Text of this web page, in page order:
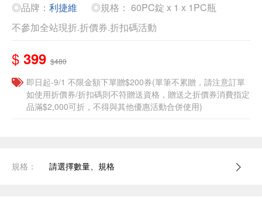
◎品牌： 利捷維
◎規格： 60PC錠 x 1 x 1PC瓶
不參加全站現折.折價券.折扣碼活動
$ 399 $480
即日起-9/1 不限金額下單贈$200券(單筆不累贈，請注意訂單
如使用折價券/折扣碼則不符贈送資格，贈送之折價券消費指定
品滿$2,000可折，不得與其他優惠活動合併使用)
規格： 請選擇數量、規格